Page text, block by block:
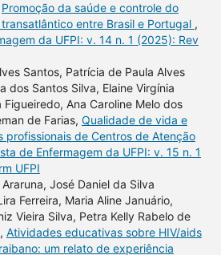
Promoção da saúde e controle do
entre Brasil e Portugal ,
da UFPI: v. 14 n. 1 (2025): Rev
Santos, Patrícia de Paula Alves
dos Santos Silva, Elaine Virgínia
Figueiredo, Ana Caroline Melo dos
de Farias, Qualidade de vida e
profissionais de Centros de Atenção
de Enfermagem da UFPI: v. 15 n. 1
UFPI
José Daniel da Silva
Ferreira, Maria Aline Januário,
Vieira Silva, Petra Kelly Rabelo de
Atividades educativas sobre HIV/aids
um relato de experiência